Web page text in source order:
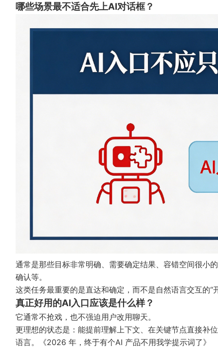
哪些场景最不适合先上AI对话框？
通常是那些目标非常明确、需要确定结果、容错空间很小
确认等。
这类任务最重要的是直达和确定，而不是自然语言交互的“
真正好用的AI入口应该是什么样？
它通常不抢戏，也不强迫用户改用聊天。
更理想的状态是：能提前理解上下文、在关键节点直接补
语言。
《2026 年，终于有个AI 产品不用我学提示词了》